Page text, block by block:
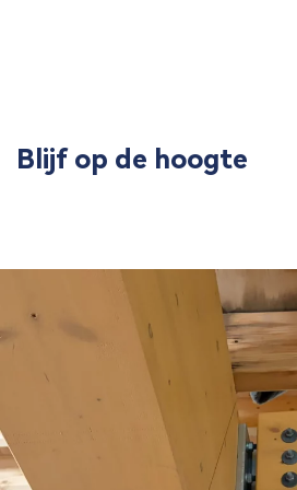
Blijf op de hoogte